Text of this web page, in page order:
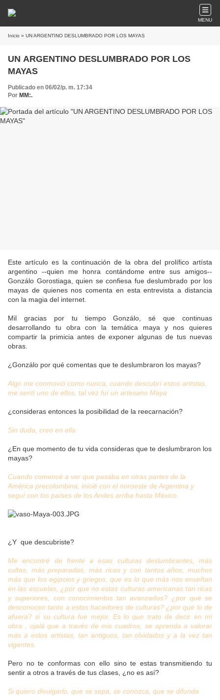
MENU
Inicio » UN ARGENTINO DESLUMBRADO POR LOS MAYAS
UN ARGENTINO DESLUMBRADO POR LOS
MAYAS
Publicado en 06/02/p. m. 17:34
Por MM:.
Este artículo es la continuación de la obra del prolífico artísta
argentino --quien me honra contándome entre sus amigos--
Gonzálo Gorostiaga, quien se confiesa fue deslumbrado por los
mayas de quienes nos comenta en esta entrevista a distancia
con la magia del internet.
Mil gracias por tu tiempo Gonzálo, sé que continuas
desarrollando tu obra con la temática maya y nos quieres
compartir la primicia antes de exponer algunas de tus nuevas
obras.
¿Gonzálo por qué comentas que te deslumbraron los mayas?
Algo me conmovió como nunca, cuando descubrí estos artistas,
me sentí uno de ellos, tal vez fuí un artesano Maya
¿consideras entonces la posibilidad de la reecarnación?
Sin duda, creo en ella
¿En que momento de tu vida consideras que te deslumbraron los
mayas?
Cuando comencé a ver que pasaba en otras partes de la
América precolombina, inicié con el noroeste de Argentina y
seguí con los países de los Andes arriba hasta México.
¿Y que descubriste?
Me encontré de frente a esas culturas deslumbrantes, más
cultas, más preparadas, más ricas y con tantos años, muchos
más que los egipcios y griegos, que es lo que más nos enseñan
en las escuelas, ¿por que no estas culturas americanas tan ricas
y superiores, con conocimientos tan avanzados? ¿por qué se
desconocen tanto a estos hacedores de culturas? ¿por qué lo de
afuera? si su cultura fue mejor. Es lo que trato de decir en mi
obra , ojalá que a través de mis cuadros, se aprenda a valorar
más a estos artistas, tan antiguos, tan olvidados y a la vez tan
vigentes.
Pero no te conformas con ello sino te estas transmitiendo tu
sentir a otros a través de tus clases, ¿no es así?
Si quiero divulgarlo, que se sepa, se conozca, que se difunda